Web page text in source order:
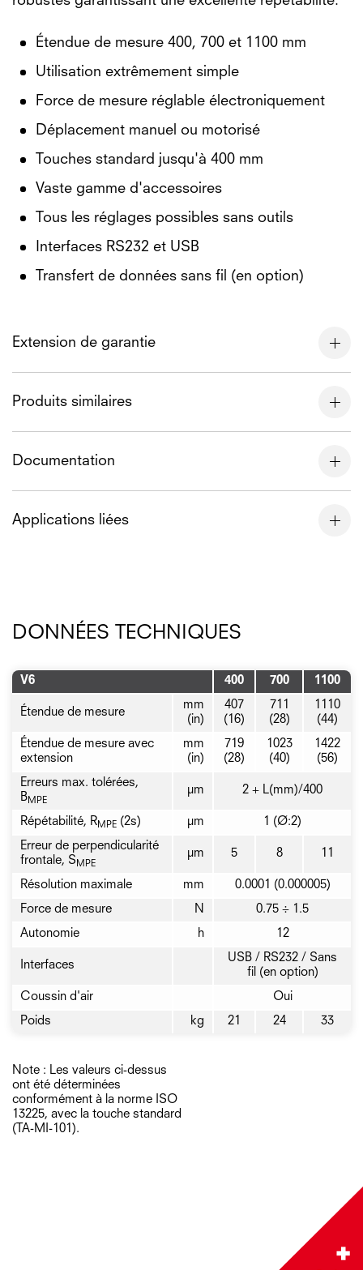
Étendue de mesure 400, 700 et 1100 mm
Utilisation extrêmement simple
Force de mesure réglable électroniquement
Déplacement manuel ou motorisé
Touches standard jusqu'à 400 mm
Vaste gamme d'accessoires
Tous les réglages possibles sans outils
Interfaces RS232 et USB
Transfert de données sans fil (en option)
Extension de garantie
Produits similaires
Documentation
Applications liées
DONNÉES TECHNIQUES
V6 400 700 1100
Étendue de mesure
mm
(in)
407
(16)
711
(28)
1110
(44)
Étendue de mesure avec
extension
mm
(in)
719
(28)
1023
(40)
1422
(56)
Erreurs max. tolérées,
BMPE
µm 2 + L(mm)/400
Répétabilité, RMPE (2s) µm
1 (Ø:2)
Erreur de perpendicularité
frontale, SMPE
µm 5 8 11
Résolution maximale mm
0.0001 (0.000005)
Force de mesure
N
0.75 ÷ 1.5
Autonomie
h 12
Interfaces
USB / RS232 / Sans
fil (en option)
Coussin d'air
Oui
Poids
kg 21 24 33
Note : Les valeurs ci-dessus
ont été déterminées
conformément à la norme ISO
13225, avec la touche standard
(TA-MI-101).